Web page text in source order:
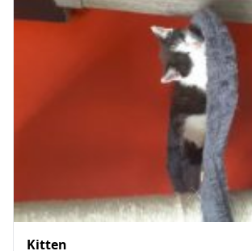
Kitten